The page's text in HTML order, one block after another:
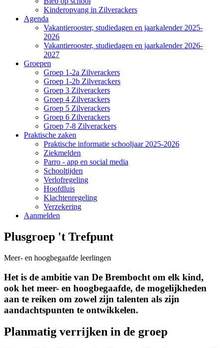
Kinderopvang in Zilverackers
Agenda
Vakantierooster, studiedagen en jaarkalender 2025-
2026
Vakantierooster, studiedagen en jaarkalender 2026-
2027
Groepen
Groep 1-2a Zilverackers
Groep 1-2b Zilverackers
Groep 3 Zilverackers
Groep 4 Zilverackers
Groep 5 Zilverackers
Groep 6 Zilverackers
Groep 7-8 Zilverackers
Praktische zaken
Praktische informatie schooljaar 2025-2026
Ziekmelden
Parro - app en social media
Schooltijden
Verlofregeling
Hoofdluis
Klachtenregeling
Verzekering
Aanmelden
Plusgroep 't Trefpunt
Meer- en hoogbegaafde leerlingen
Het is de ambitie van De Brembocht om elk kind,
ook het meer- en hoogbegaafde, de mogelijkheden
aan te reiken om zowel zijn talenten als zijn
aandachtspunten te ontwikkelen.
Planmatig verrijken in de groep